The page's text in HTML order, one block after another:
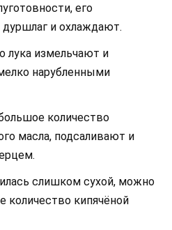
его
и охлаждают.
лука измельчают и
нарубленными
количество
масла, подсаливают и
слишком сухой, можно
количество кипячёной